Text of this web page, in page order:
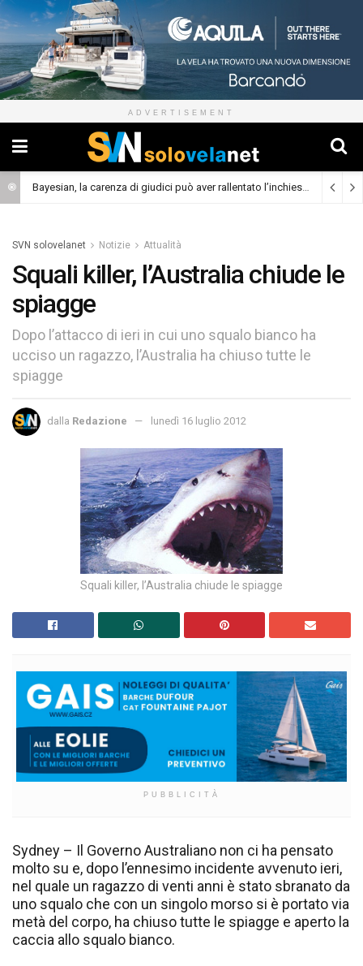
ADVERTISEMENT
Bayesian, la carenza di giudici può aver rallentato l’inchiesta (Cronaca)
SVN solovelanet Notizie Attualità
Squali killer, l’Australia chiude le
spiagge
Dopo l’attacco di ieri in cui uno squalo bianco ha
ucciso un ragazzo, l’Australia ha chiuso tutte le
spiagge
dalla Redazione lunedì 16 luglio 2012
Squali killer, l’Australia chiude le spiagge
PUBBLICITÀ
Sydney – Il Governo Australiano non ci ha pensato
molto su e, dopo l’ennesimo incidente avvenuto ieri,
nel quale un ragazzo di venti anni è stato sbranato da
uno squalo che con un singolo morso si è portato via
metà del corpo, ha chiuso tutte le spiagge e aperto la
caccia allo squalo bianco.